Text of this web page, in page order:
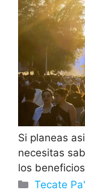
Si planeas
necesitas
los
Tecate